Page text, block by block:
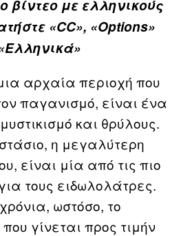
βίντεο με ελληνικούς
«CC», «Οptions»
αρχαία περιοχή που
παγανισμό, είναι ένα
και θρύλους.
η μεγαλύτερη
είναι μία από τις πιο
τους ειδωλολάτρες.
ωστόσο, το
γίνεται προς τιμήν